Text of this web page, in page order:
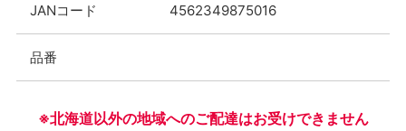
JANコード 4562349875016
品番
※北海道以外の地域へのご配達はお受けできません